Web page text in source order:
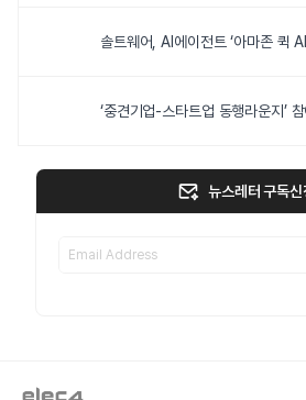
솔트웨어, AI에이전트 ‘아마존 퀵
‘중견기업-스타트업 동행라운지’
뉴스레터 구독신